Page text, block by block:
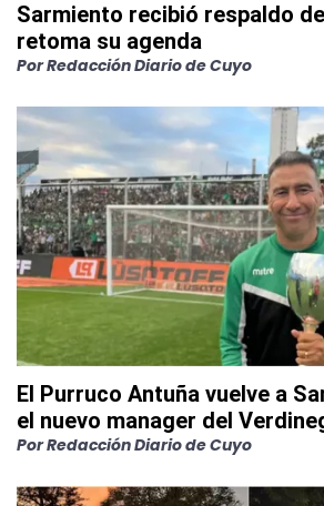
Sarmiento recibió respaldo
retoma su agenda
PorRedacción Diario de Cuyo
El Purruco Antuña vuelve a
el nuevo manager del
PorRedacción Diario de Cuyo